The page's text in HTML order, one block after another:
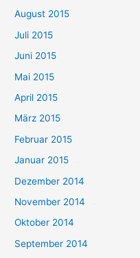
August 2015
Juli 2015
Juni 2015
Mai 2015
April 2015
März 2015
Februar 2015
Januar 2015
Dezember 2014
November 2014
Oktober 2014
September 2014